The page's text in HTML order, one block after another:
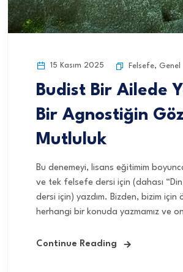
15 Kasım 2025 Felsefe, Genel
Budist Bir Ailede
Bir Agnostiğin
Mutluluk
Bu denemeyi, lisans eğitimim
ve tek felsefe dersi için (dahası
dersi için) yazdım. Bizden, bizim için
herhangi bir konuda yazmamız ve
Continue Reading